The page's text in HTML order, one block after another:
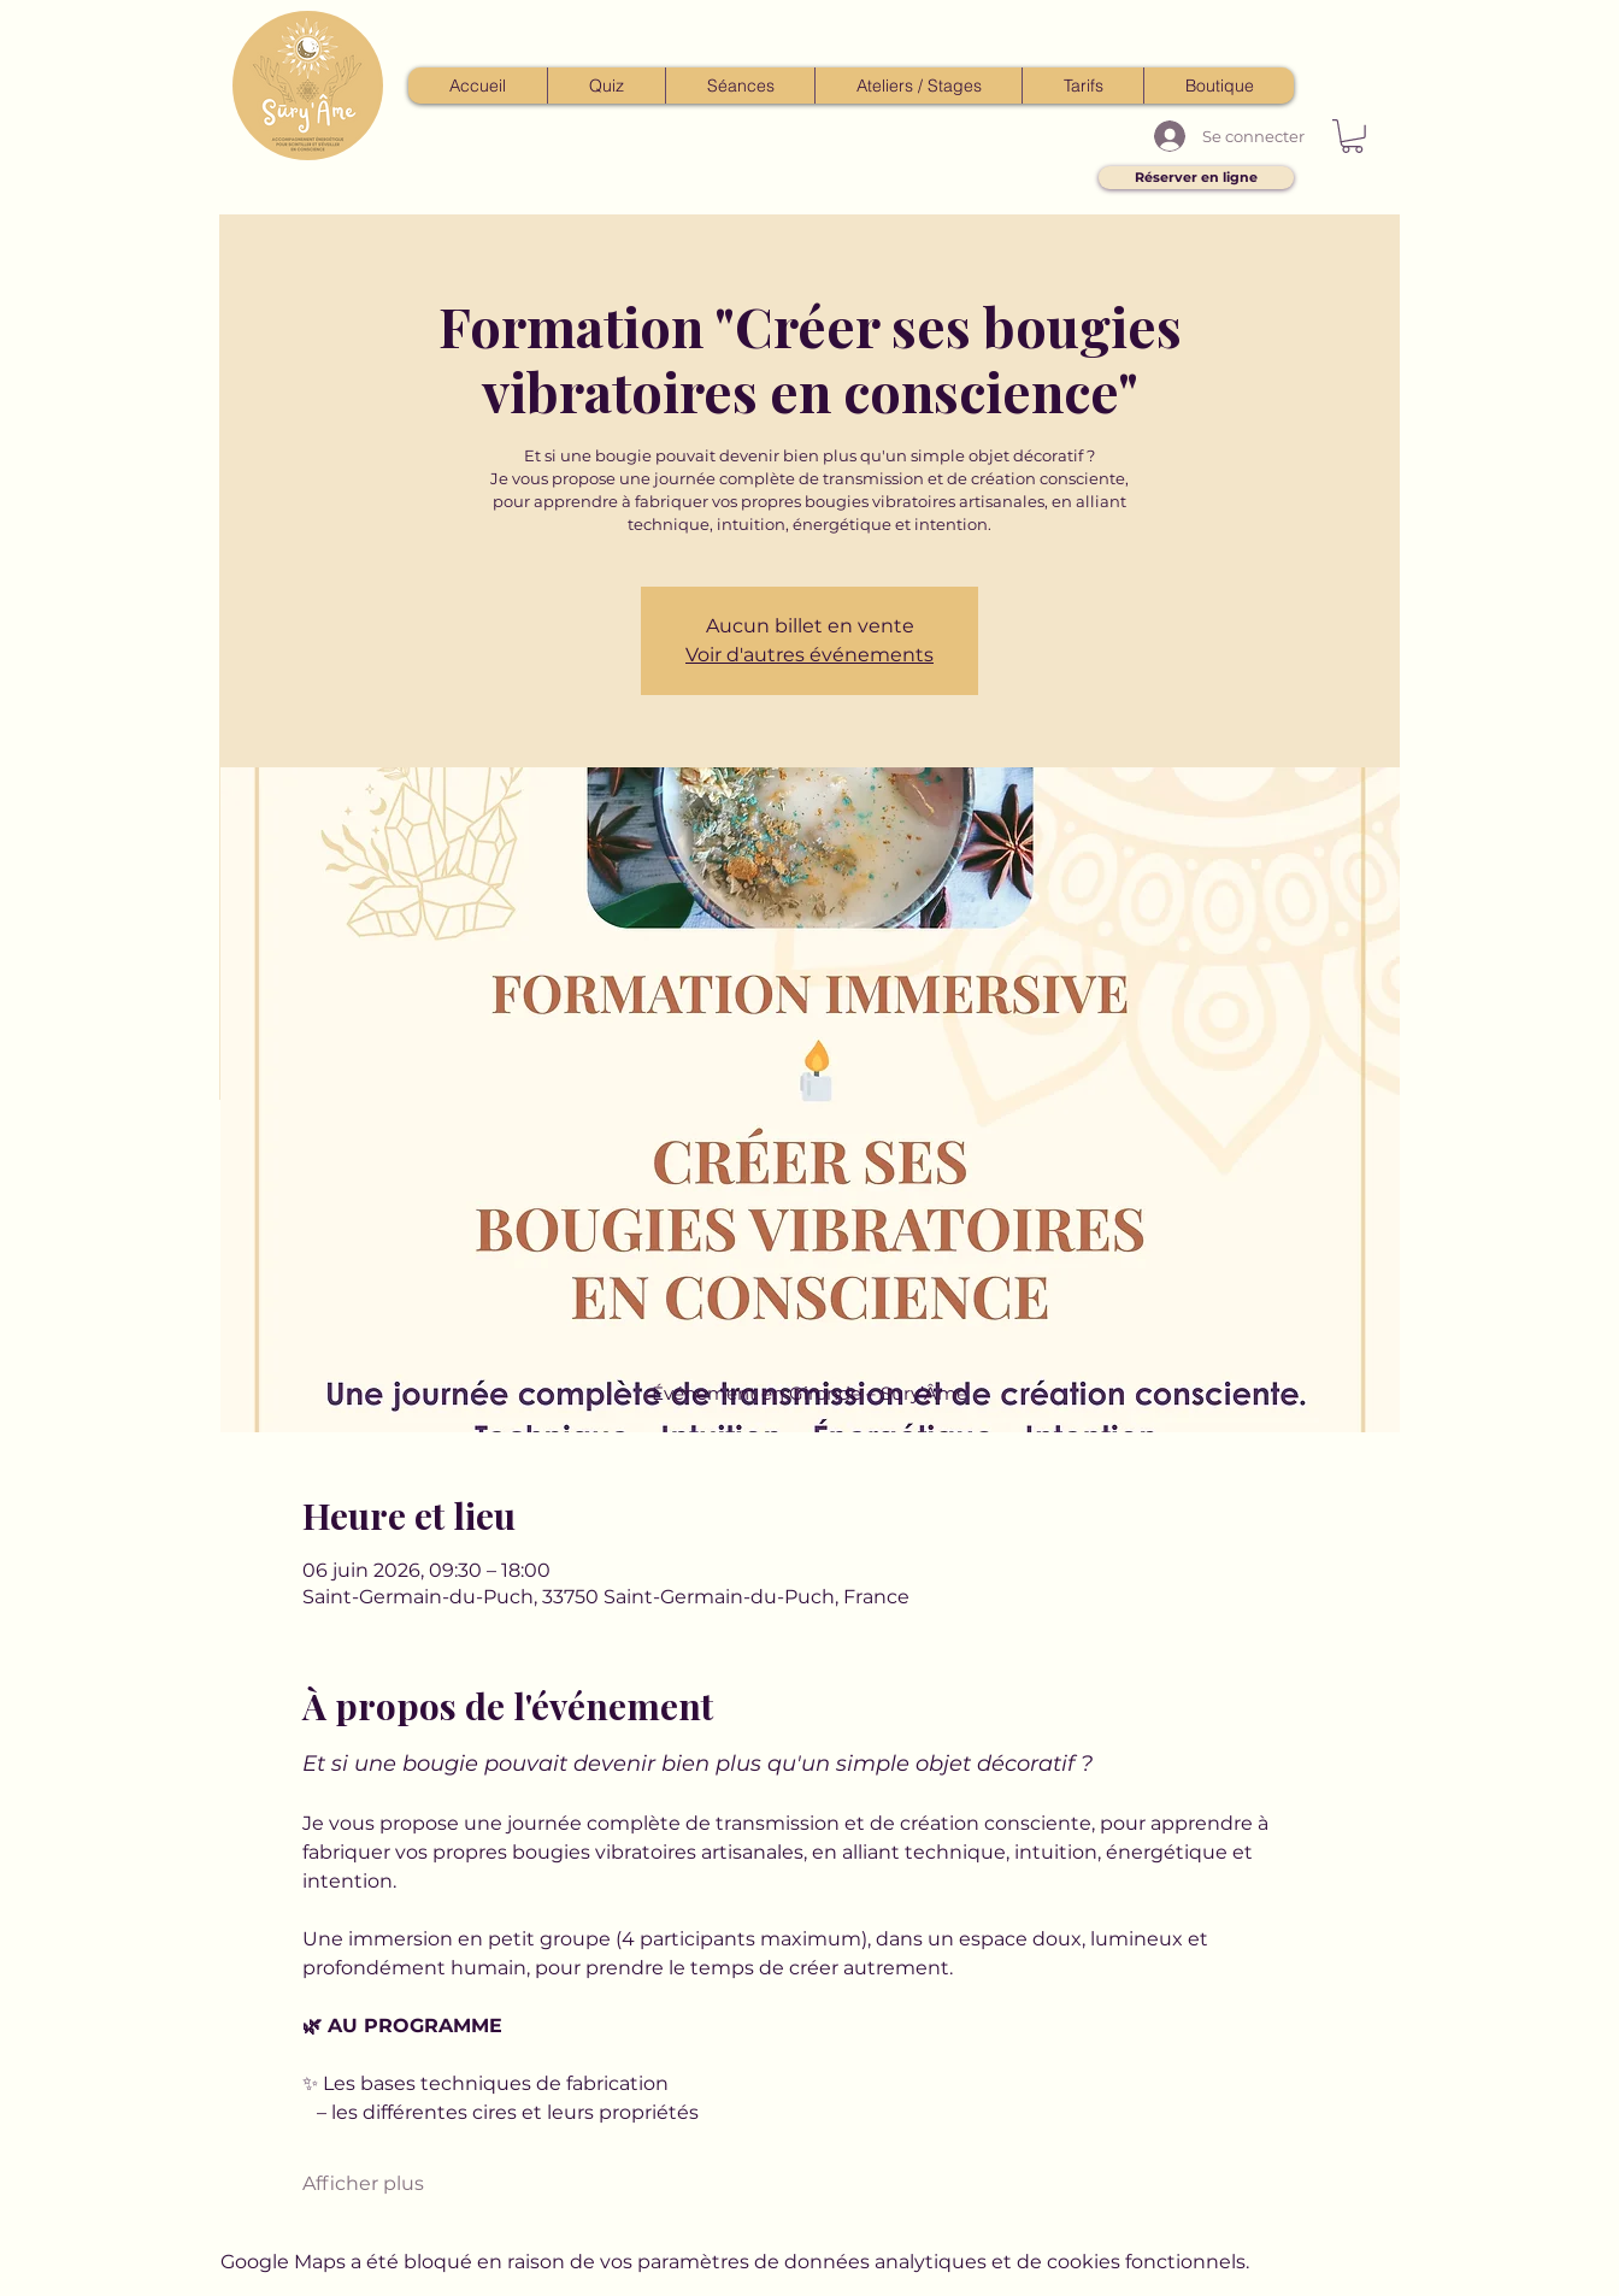
Accueil Quiz Séances Ateliers / Stages Tarifs Boutique
Se connecter
Réserver en ligne
Formation "Créer ses bougies
vibratoires en conscience"
Et si une bougie pouvait devenir bien plus qu'un simple objet décoratif ?
Je vous propose une journée complète de transmission et de création consciente,
pour apprendre à fabriquer vos propres bougies vibratoires artisanales, en alliant
technique, intuition, énergétique et intention.
Aucun billet en vente
Voir d'autres événements
Heure et lieu
06 juin 2026, 09:30 – 18:00
Saint-Germain-du-Puch, 33750 Saint-Germain-du-Puch, France
À propos de l'événement
Et si une bougie pouvait devenir bien plus qu'un simple objet décoratif ?
Je vous propose une journée complète de transmission et de création consciente, pour apprendre à
fabriquer vos propres bougies vibratoires artisanales, en alliant technique, intuition, énergétique et
intention.
Une immersion en petit groupe (4 participants maximum), dans un espace doux, lumineux et
profondément humain, pour prendre le temps de créer autrement.
🌿 AU PROGRAMME
✨ Les bases techniques de fabrication
   – les différentes cires et leurs propriétés
Afficher plus
Google Maps a été bloqué en raison de vos paramètres de données analytiques et de cookies fonctionnels.
Événement en Gironde – Sury’Âme